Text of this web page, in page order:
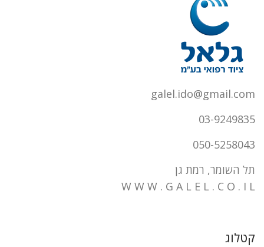
galel.ido@gmail.com
03-9249835
050-5258043
תל השומר, רמת גן
W W W . G A L E L . C O . I L
קטלוג